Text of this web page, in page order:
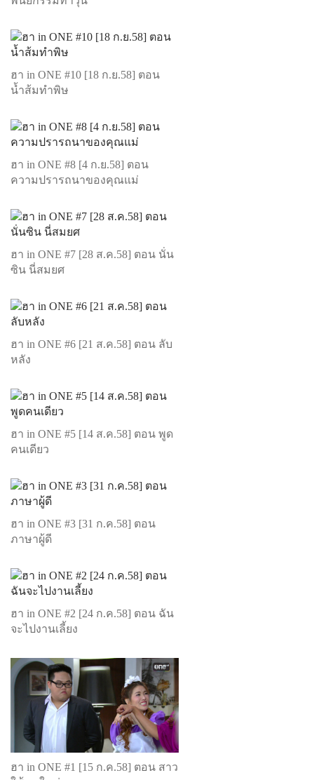
ฮา in ONE #10 [18 ก.ย.58] ตอน
น้ำส้มทำพิษ
ฮา in ONE #8 [4 ก.ย.58] ตอน
ความปรารถนาของคุณแม่
ฮา in ONE #7 [28 ส.ค.58] ตอน นั่น
ซิน นี่สมยศ
ฮา in ONE #6 [21 ส.ค.58] ตอน ลับ
หลัง
ฮา in ONE #5 [14 ส.ค.58] ตอน พูด
คนเดียว
ฮา in ONE #3 [31 ก.ค.58] ตอน
ภาษาผู้ดี
ฮา in ONE #2 [24 ก.ค.58] ตอน ฉัน
จะไปงานเลี้ยง
ฮา in ONE #1 [15 ก.ค.58] ตอน สาว